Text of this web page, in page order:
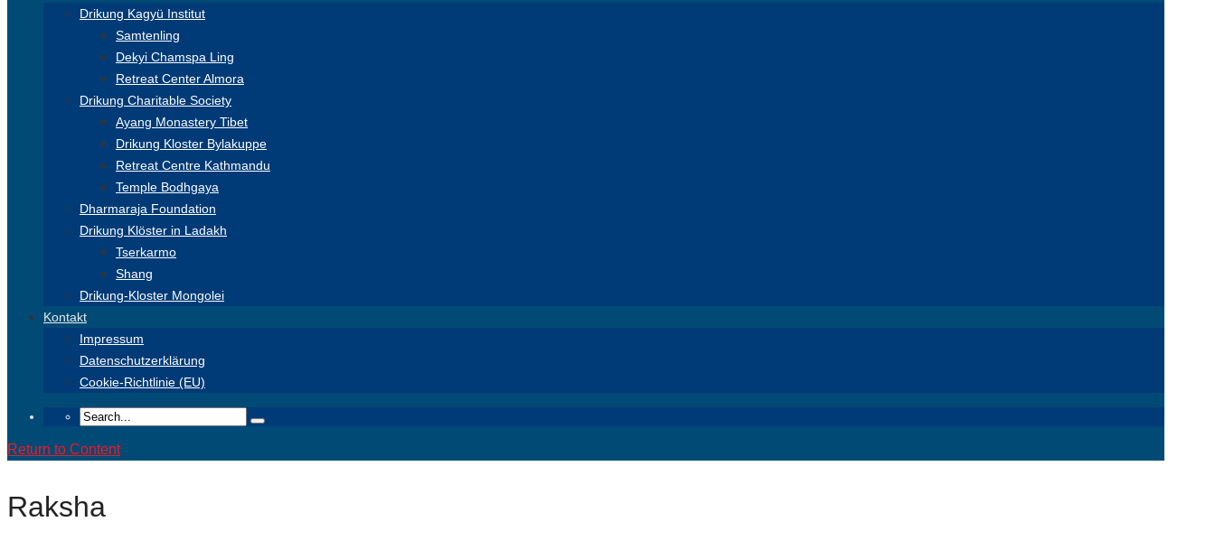
Drikung Kagyü Institut
Samtenling
Dekyi Chamspa Ling
Retreat Center Almora
Drikung Charitable Society
Ayang Monastery Tibet
Drikung Kloster Bylakuppe
Retreat Centre Kathmandu
Temple Bodhgaya
Dharmaraja Foundation
Drikung Klöster in Ladakh
Tserkarmo
Shang
Drikung-Kloster Mongolei
Kontakt
Impressum
Datenschutzerklärung
Cookie-Richtlinie (EU)
Return to Content
Raksha